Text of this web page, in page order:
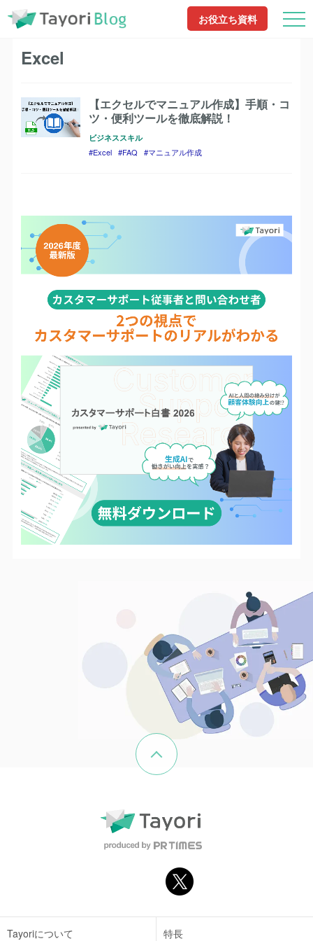
お役立ち資料
TayoriBlog Excel
Excel
【エクセルでマニュアル作成】手順・コ
ツ・便利ツールを徹底解説！
ビジネススキル
Excel FAQ マニュアル作成
Tayoriについて 特長